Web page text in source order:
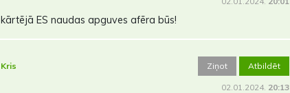
kārtējā ES naudas apguves afēra būs!
Kris Ziņot Atbildēt
02.01.2024. 20:13